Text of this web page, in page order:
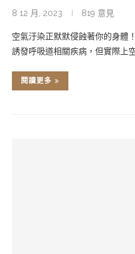
8 12 月, 2023 819 意見
空氣汙染正默默侵蝕著你的身體
誘發呼吸道相關疾病，但實際上
閱讀更多